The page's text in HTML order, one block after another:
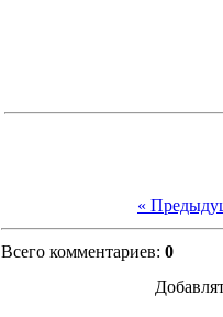
«
Всего комментариев: 0